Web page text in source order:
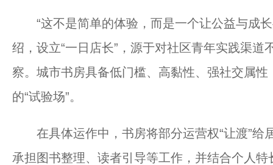
“这不是简单的体验，而是一个让公益与成长
绍，设立“一日店长”，源于对社区青年实践渠
察。城市书房具备低门槛、高黏性、强社交属
的“试验场”。
在具体运作中，书房将部分运营权“让渡”给
承担图书整理、读者引导等工作，并结合个人